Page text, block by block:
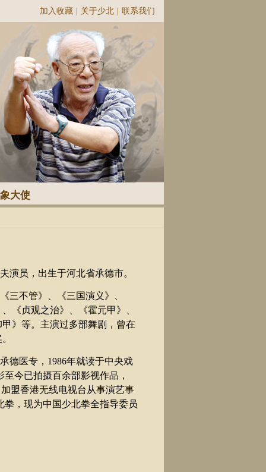
加入收藏 关于少北 联系我们
大使
演员，出生于河北省承德市。
三不管》、《三国演义》、
《贞观之治》、《霍元甲》、
》等。主演过多部舞剧，曾在
德医专， 1986年就读于中央戏
至今已拍摄百余部影视作品，
盟香港无线电视台从事演艺事
拳，现为中国 少北拳全指导委员